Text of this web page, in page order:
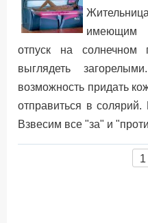
имеющим
отпуск на солнечном
выглядеть
возможность придать
отправиться в
Взвесим все "за" и
1